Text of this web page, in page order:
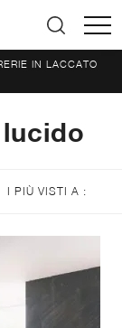
IN LACCATO
I PIÙ VISTI A :